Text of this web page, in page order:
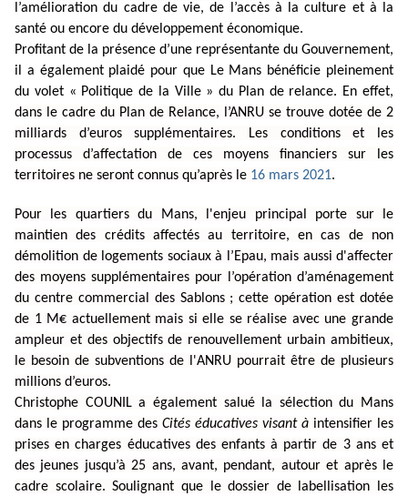
l’amélioration du cadre de vie, de l’accès à la culture et à la
santé ou encore du développement économique.
Profitant de la présence d’une représentante du Gouvernement,
il a également plaidé pour que Le Mans bénéficie pleinement
du volet « Politique de la Ville » du Plan de relance. En effet,
dans le cadre du Plan de Relance, l’ANRU se trouve dotée de 2
milliards d’euros supplémentaires. Les conditions et les
processus d’affectation de ces moyens financiers sur les
territoires ne seront connus qu’après le 16 mars 2021.
Pour les quartiers du Mans, l'enjeu principal porte sur le
maintien des crédits affectés au territoire, en cas de non
démolition de logements sociaux à l’Epau, mais aussi d'affecter
des moyens supplémentaires pour l’opération d’aménagement
du centre commercial des Sablons ; cette opération est dotée
de 1 M€ actuellement mais si elle se réalise avec une grande
ampleur et des objectifs de renouvellement urbain ambitieux,
le besoin de subventions de l'ANRU pourrait être de plusieurs
millions d’euros.
Christophe COUNIL a également salué la sélection du Mans
dans le programme des Cités éducatives visant à intensifier les
prises en charges éducatives des enfants à partir de 3 ans et
des jeunes jusqu’à 25 ans, avant, pendant, autour et après le
cadre scolaire. Soulignant que le dossier de labellisation les